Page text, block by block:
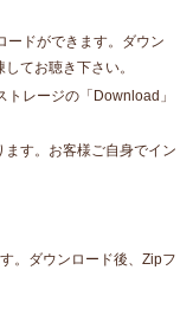
ードができます。ダウン
てお聴き下さい。
レージの「Download」
す。お客様ご自身でイン
。ダウンロード後、Zipフ